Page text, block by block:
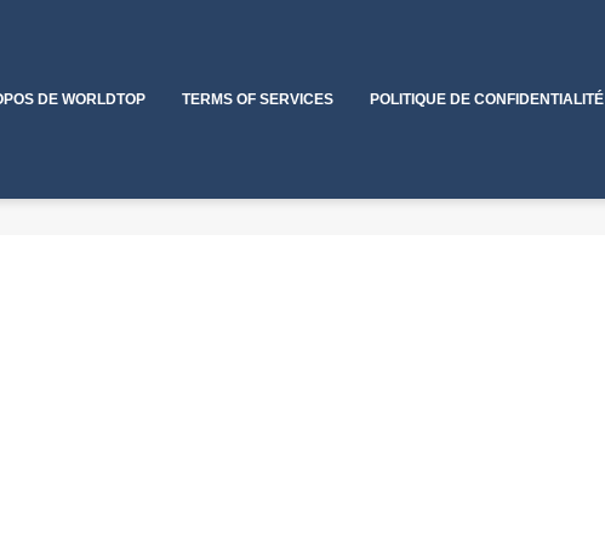
DE WORLDTOP TERMS OF SERVICES POLITIQUE DE CONFIDENTIALITÉ